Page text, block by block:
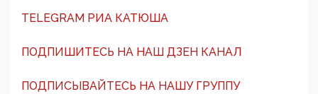
TELEGRAM РИА КАТЮША
ПОДПИШИТЕСЬ НА НАШ ДЗЕН КАНАЛ
ПОДПИСЫВАЙТЕСЬ НА НАШУ ГРУППУ